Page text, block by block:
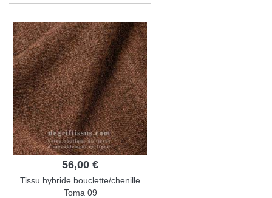
56,00 €
Tissu hybride bouclette/chenille
Toma 09